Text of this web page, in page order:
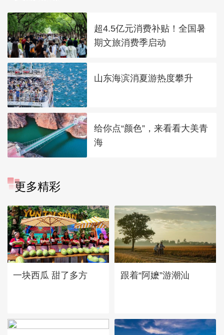
超4.5亿元消费补贴！全国暑
期文旅消费季启动
山东海滨消夏游热度攀升
给你点“颜色”，来看看大美青
海
更多精彩
一块西瓜 甜了多方 跟着“阿嬷”游潮汕